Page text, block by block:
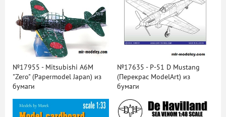
№17955 - Mitsubishi A6M
"Zero" (Papermodel Japan) из
бумаги
№17635 - P-51 D Mustang
(Перекрас ModelArt) из
бумаги